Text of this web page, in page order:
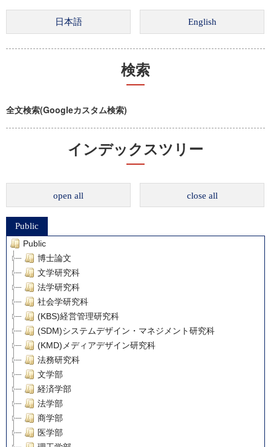
検索
全文検索(Googleカスタム検索)
インデックスツリー
open all close all
Public
Public
博士論文
文学研究科
法学研究科
社会学研究科
(KBS)経営管理研究科
(SDM)システムデザイン・マネジメント研究科
(KMD)メディアデザイン研究科
法務研究科
文学部
経済学部
法学部
商学部
医学部